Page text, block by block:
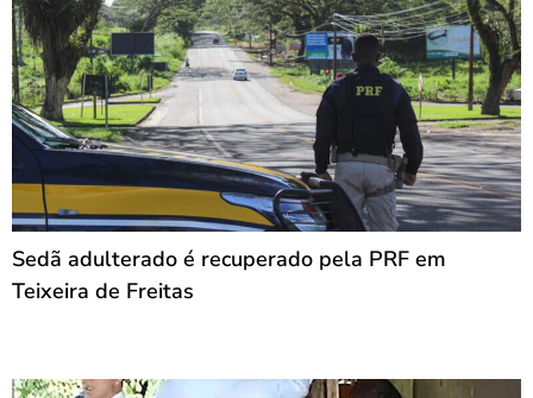
Sedã adulterado é recuperado pela PRF em
Teixeira de Freitas